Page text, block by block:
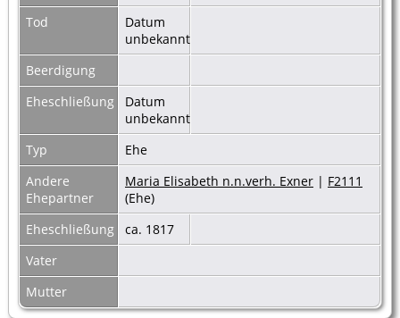
Tod
Datum
unbekannt
Beerdigung
Eheschließung
Datum
unbekannt
Typ
Ehe
Andere
Ehepartner
Maria Elisabeth n.n.verh. Exner | F2111
(Ehe)
Eheschließung
ca. 1817
Vater
Mutter